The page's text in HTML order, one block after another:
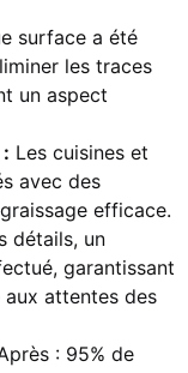
surface a été
les traces
un aspect
Les cuisines et
avec des
efficace.
détails, un
garantissant
attentes des
: 95% de